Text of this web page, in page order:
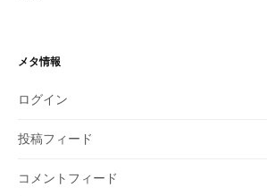
メタ情報
ログイン
投稿フィード
コメントフィード